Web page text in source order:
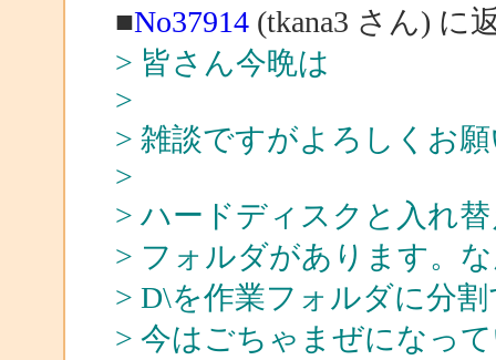
■No37914(tkana3 さん) に
> 皆さん今晩は
>
> 雑談ですがよろしくお
>
> ハードディスクと入れ
> フォルダがあります。
> D\を作業フォルダに分
> 今はごちゃまぜになっ